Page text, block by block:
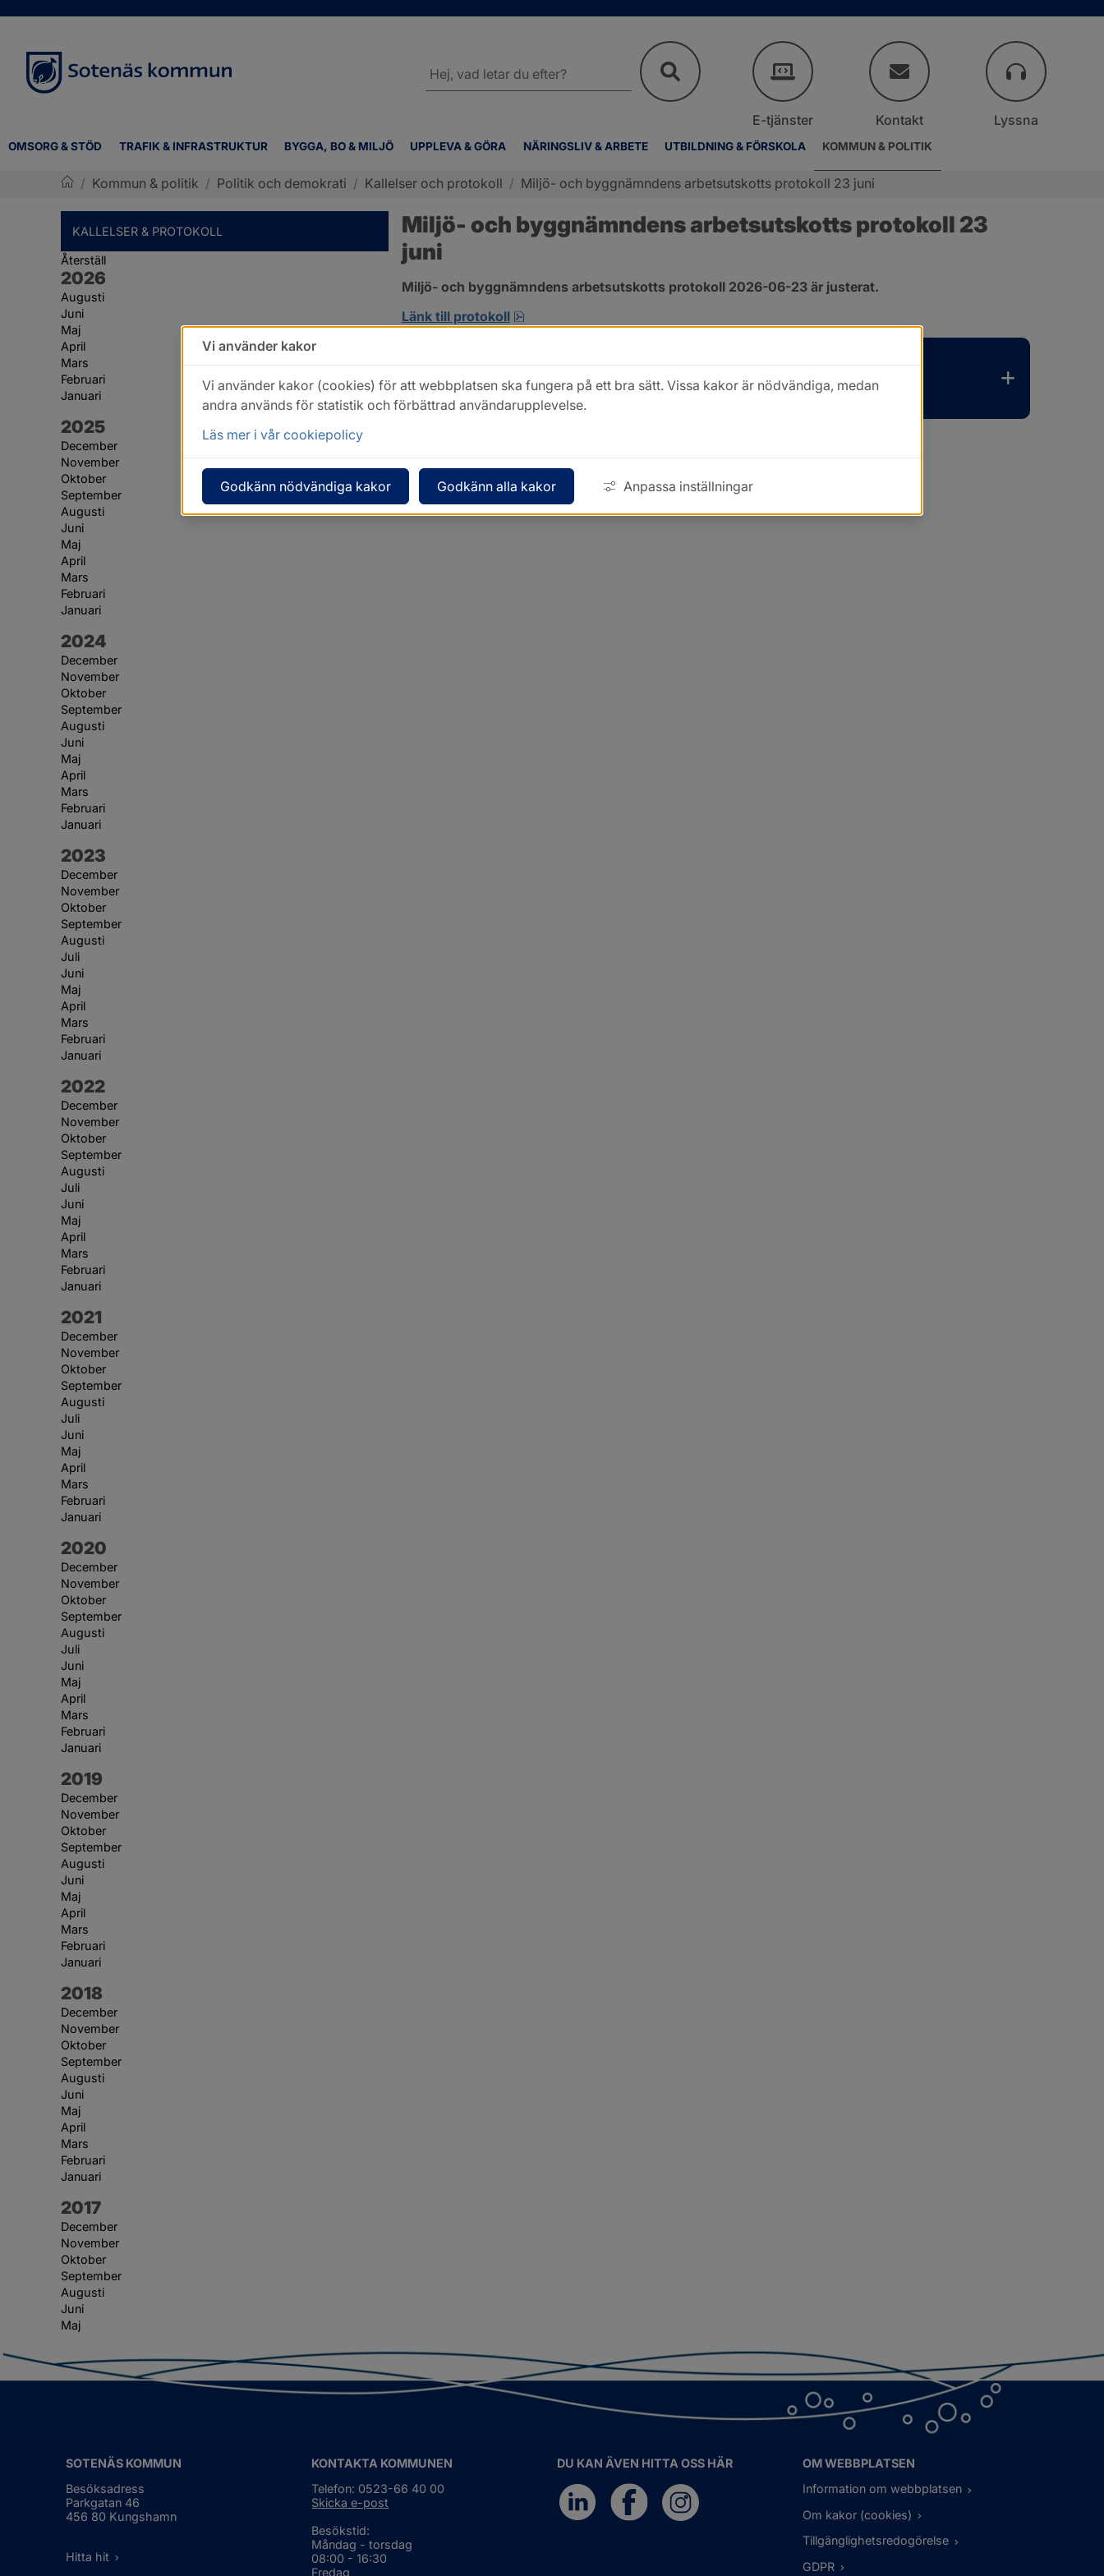
OMSORG & STÖD TRAFIK & INFRASTRUKTUR BYGGA, BO & MILJÖ UPPLEVA & GÖRA NÄRINGSLIV & ARBETE UTBILDNING & FÖRSKOLA KOMMUN & POLITIK
webbplatsen
E-tjänster Kontakt Lyssna
/ Kommun & politik / Politik och demokrati / Kallelser och protokoll / Miljö- och byggnämndens arbetsutskotts protokoll 23 juni
KALLELSER & PROTOKOLL
Återställ
År:
2026
Augusti
Juni
Maj
April
Mars
Februari
Januari
År:
2025
December
November
Oktober
September
Augusti
Juni
Maj
April
Mars
Februari
Januari
År:
2024
December
November
Oktober
September
Augusti
Juni
Maj
April
Mars
Februari
Januari
År:
2023
December
November
Oktober
September
Augusti
Juli
Juni
Maj
April
Mars
Februari
Januari
År:
2022
December
November
Oktober
September
Augusti
Juli
Juni
Maj
April
Mars
Februari
Januari
År:
2021
December
November
Oktober
September
Augusti
Juli
Juni
Maj
April
Mars
Februari
Januari
År:
2020
December
November
Oktober
September
Augusti
Juli
Juni
Maj
April
Mars
Februari
Januari
År:
2019
December
November
Oktober
September
Augusti
Juni
Maj
April
Mars
Februari
Januari
År:
2018
December
November
Oktober
September
Augusti
Juni
Maj
April
Mars
Februari
Januari
År:
2017
December
November
Oktober
September
Augusti
Juni
Maj
Miljö- och byggnämndens arbetsutskotts protokoll 23
juni
Miljö- och byggnämndens arbetsutskotts protokoll 2026-06-23 är justerat.
Länk till protokoll
pdf, 692.2 kB, öppnas i nytt fönster.
Kontakt
SOTENÄS KOMMUN
Besöksadress
Parkgatan 46
456 80 Kungshamn
Hitta hit
KONTAKTA KOMMUNEN
Telefon: 0523-66 40 00
Skicka e-post
Besökstid:
Måndag - torsdag
08:00 - 16:30
Fredag
DU KAN ÄVEN HITTA OSS HÄR
OM WEBBPLATSEN
Information om webbplatsen
Om kakor (cookies)
Tillgänglighetsredogörelse
GDPR
Vi använder kakor
Vi använder kakor (cookies) för att webbplatsen ska fungera på ett bra sätt. Vissa kakor är nödvändiga, medan
andra används för statistik och förbättrad användarupplevelse.
Läs mer i vår cookiepolicy
Godkänn nödvändiga kakor Godkänn alla kakor Anpassa inställningar